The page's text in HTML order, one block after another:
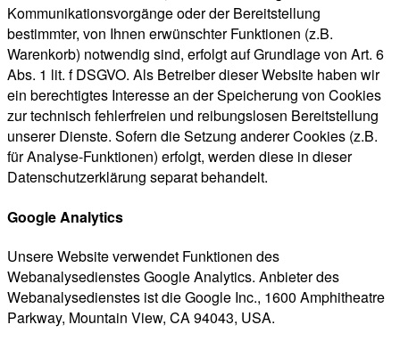
Kommunikationsvorgänge oder der Bereitstellung
bestimmter, von Ihnen erwünschter Funktionen (z.B.
Warenkorb) notwendig sind, erfolgt auf Grundlage von Art. 6
Abs. 1 lit. f DSGVO. Als Betreiber dieser Website haben wir
ein berechtigtes Interesse an der Speicherung von Cookies
zur technisch fehlerfreien und reibungslosen Bereitstellung
unserer Dienste. Sofern die Setzung anderer Cookies (z.B.
für Analyse-Funktionen) erfolgt, werden diese in dieser
Datenschutzerklärung separat behandelt.
Google Analytics
Unsere Website verwendet Funktionen des
Webanalysedienstes Google Analytics. Anbieter des
Webanalysedienstes ist die Google Inc., 1600 Amphitheatre
Parkway, Mountain View, CA 94043, USA.